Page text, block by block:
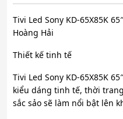
Tivi Led Sony KD-65X85K
Hoàng Hải
Thiết kế tinh tế
Tivi Led Sony KD-65X85K
kiểu dáng tinh tế, thời
sắc sảo sẽ làm nổi bật lên